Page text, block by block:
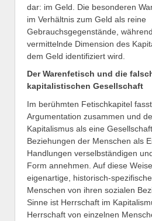
dar: im Geld. Die besonderen
im Verhältnis zum Geld als reine
Gebrauchsgegenstände,
vermittelnde Dimension des
dem Geld identifiziert wird.
Der Warenfetisch und die
kapitalistischen Gesellschaft
Im berühmten Fetischkapitel
Argumentation zusammen und
Kapitalismus als eine
Beziehungen der Menschen als
Handlungen verselbständigen
Form annehmen. Auf diese
eigenartige, historisch-
Menschen von ihren sozialen
Sinne ist Herrschaft im
Herrschaft von einzelnen